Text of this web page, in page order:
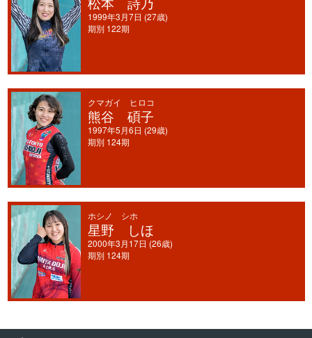
1999年3月7日 (27歳)
期別 122期
クマガイ ヒロコ
熊谷 碩子
1997年5月6日 (29歳)
期別 124期
ホシノ シホ
星野 しほ
2000年3月17日 (26歳)
期別 124期